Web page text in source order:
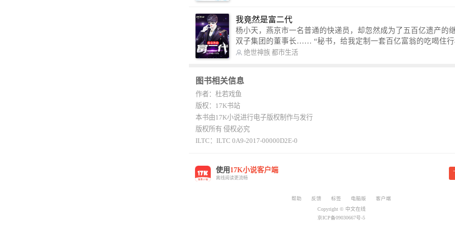
哭。 本故事纯属虚构，如有雷同，那就是真事儿，想要对号入座，抓
紧时间进群：487963015 微信公众号：平凡魔术师,或者搜索：
ushi1982,公众号上有问必答，福利多多！
我竟然是富二代
杨小天，燕京市一名普通的快递员，却忽然成为了五百亿遗产的
双子集团的董事长…… “秘书，给我定制一套百亿富翁的吃喝住行标准！”
“好的，杨总。” “你晚上在我的床上安排五个嫩模是怎么回事？” “回杨总，
办不到的。
绝世神族 都市生活
图书相关信息
作者：杜若戏鱼
版权：17K书站
本书由17K小说进行电子版权制作与发行
版权所有 侵权必究
ILTC：ILTC 0A9-2017-00000D2E-0
使用 17K小说客户端
离线阅读更流畅
帮助 反馈 标签 电脑版
客户端
Copyright © 中文在线
京ICP备09030667号-5